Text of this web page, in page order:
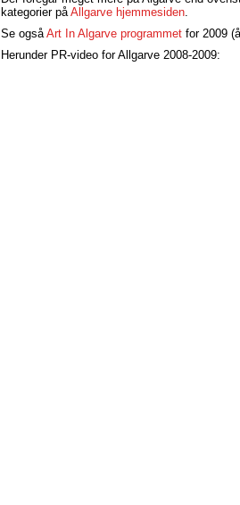
kategorier på Allgarve hjemmesiden
Se også Art In Algarve programmet for 2009
Herunder PR-video for Allgarve 2008-2009: